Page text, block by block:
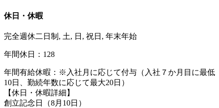
休日・休暇
完全週休二日制, 土, 日, 祝日, 年末年始
年間休日：128
年間有給休暇：※入社月に応じて付与（入社７か月目に最低
10日、勤続年数に応じて最⼤20⽇）
【休日・休暇詳細】
創立記念日（8月10日）